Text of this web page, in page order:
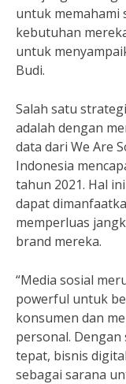
untuk memahami
kebutuhan
untuk
Budi.
Salah satu
adalah dengan
data dari We Are
Indonesia
tahun 2021. Hal
dapat
memperluas
brand mereka.
“Media sosial
powerful untuk
konsumen dan
personal.
tepat, bisnis
sebagai sarana